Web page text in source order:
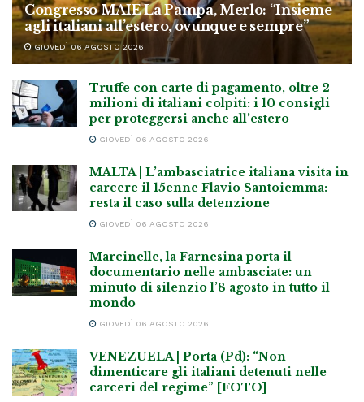
Congresso MAIE La Pampa, Merlo: “Insieme
agli italiani all’estero, ovunque e sempre”
GIOVEDÌ 06 AGOSTO 2026
Truffe con carte di pagamento, oltre 2
milioni di italiani colpiti: i 10 consigli
per proteggersi anche all’estero
GIOVEDÌ 06 AGOSTO 2026
MALTA | L’ambasciatrice italiana visita in
carcere il 15enne Flavio Santoiemma:
resta il caso sulla detenzione
GIOVEDÌ 06 AGOSTO 2026
Marcinelle, la Farnesina porta il
documentario nelle ambasciate: un
minuto di silenzio l’8 agosto in tutto il
mondo
GIOVEDÌ 06 AGOSTO 2026
VENEZUELA | Porta (Pd): “Non
dimenticare gli italiani detenuti nelle
carceri del regime” [FOTO]